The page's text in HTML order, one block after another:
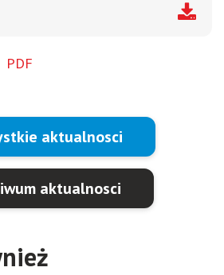
PDF
aktualnosci
aktualnosci